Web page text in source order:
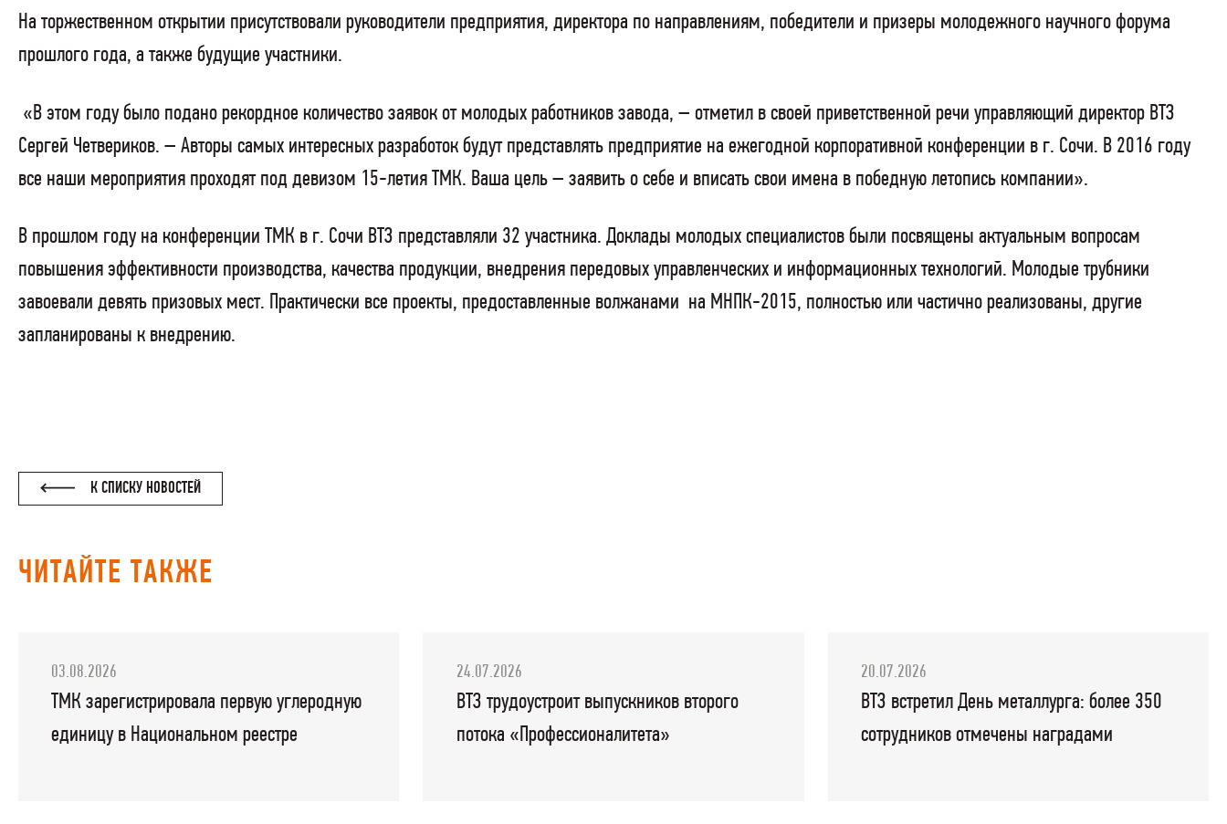
На торжественном открытии присутствовали руководители предприятия, директора по направлениям, победители и призеры молодежного научного форума
прошлого года, а также будущие участники.
«В этом году было подано рекордное количество заявок от молодых работников завода, – отметил в своей приветственной речи управляющий директор ВТЗ
Сергей Четвериков. – Авторы самых интересных разработок будут представлять предприятие на ежегодной корпоративной конференции в г. Сочи. В 2016 году
все наши мероприятия проходят под девизом 15-летия ТМК. Ваша цель – заявить о себе и вписать свои имена в победную летопись компании».
В прошлом году на конференции ТМК в г. Сочи ВТЗ представляли 32 участника. Доклады молодых специалистов были посвящены актуальным вопросам
повышения эффективности производства, качества продукции, внедрения передовых управленческих и информационных технологий. Молодые трубники
завоевали девять призовых мест. Практически все проекты, предоставленные волжанами на МНПК-2015, полностью или частично реализованы, другие
запланированы к внедрению.
К СПИСКУ НОВОСТЕЙ
ЧИТАЙТЕ ТАКЖЕ
03.08.2026
ТМК зарегистрировала первую углеродную
единицу в Национальном реестре
24.07.2026
ВТЗ трудоустроит выпускников второго
потока «Профессионалитета»
20.07.2026
ВТЗ встретил День металлурга: более 350
сотрудников отмечены наградами